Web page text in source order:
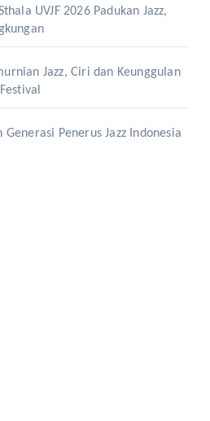
UVJF 2026 Padukan Jazz,
Jazz, Ciri dan Keunggulan
Generasi Penerus Jazz Indonesia